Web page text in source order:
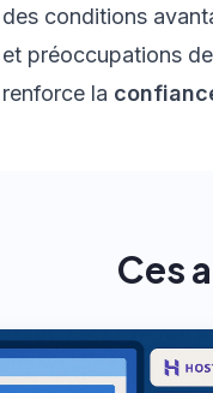
des conditions
et préoccupations
renforce la
Ces